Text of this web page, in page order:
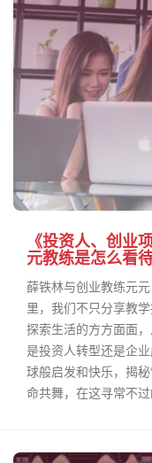
《投资人、创业
元教练是怎么看
薛铁林与创业教练元
里，我们不只分享教
探索生活的方方面面
是投资人转型还是企
球般启发和快乐，揭
命共舞，在这寻常不